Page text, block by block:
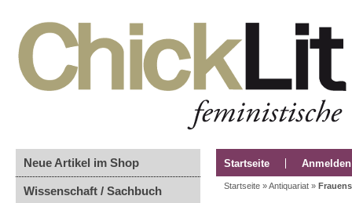
Neue Artikel im Shop
Wissenschaft / Sachbuch
Startseite Anmelden
Startseite »Antiquariat »